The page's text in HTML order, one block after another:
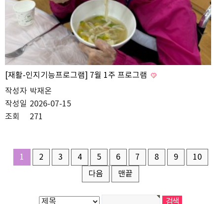
[재활-인지기능프로그램] 7월 1주 프로그램
작성자 박재온
작성일 2026-07-15
조회
271
1 2 3 4 5 6 7 8 9
10
다음
맨끝